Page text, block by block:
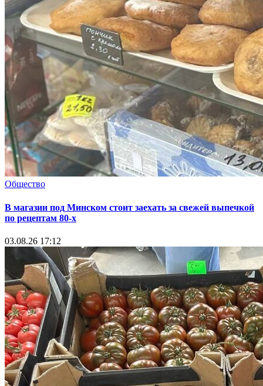
Общество
В магазин под Минском стоит заехать за свежей выпечкой
по рецептам 80-х
03.08.26 17:12